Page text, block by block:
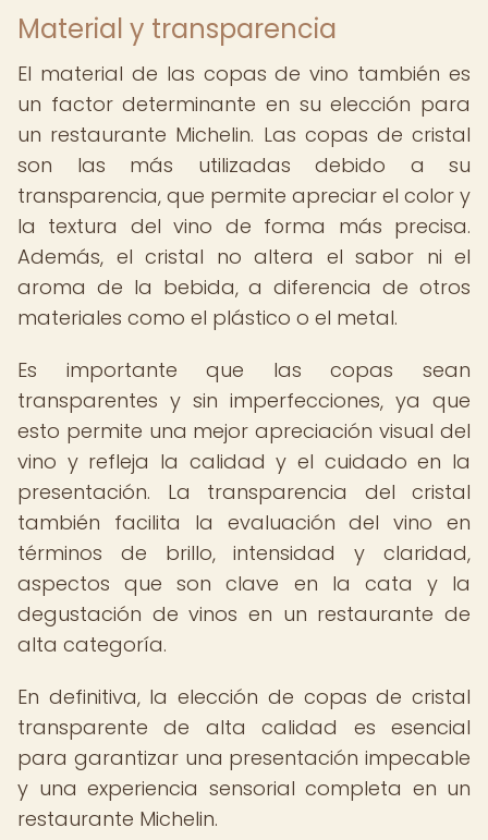
Material y transparencia
El material de las copas de vino también es
un factor determinante en su elección para
un restaurante Michelin. Las copas de cristal
son las más utilizadas debido a su
transparencia, que permite apreciar el color y
la textura del vino de forma más precisa.
Además, el cristal no altera el sabor ni el
aroma de la bebida, a diferencia de otros
materiales como el plástico o el metal.
Es importante que las copas sean
transparentes y sin imperfecciones, ya que
esto permite una mejor apreciación visual del
vino y refleja la calidad y el cuidado en la
presentación. La transparencia del cristal
también facilita la evaluación del vino en
términos de brillo, intensidad y claridad,
aspectos que son clave en la cata y la
degustación de vinos en un restaurante de
alta categoría.
En definitiva, la elección de copas de cristal
transparente de alta calidad es esencial
para garantizar una presentación impecable
y una experiencia sensorial completa en un
restaurante Michelin.